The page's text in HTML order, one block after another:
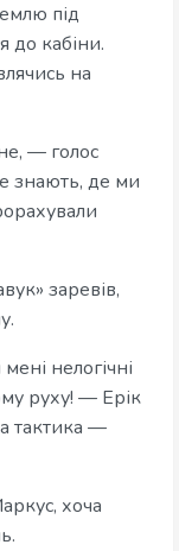
під
до кабіни.
на
— голос
знають, де ми
заревів,
нелогічні
руху! — Ерік
тактика —
хоча